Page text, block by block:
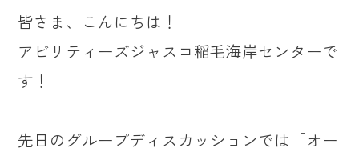
皆さま、こんにちは！
アビリティーズジャスコ稲毛海岸センターで
す！
先日のグループディスカッションでは「オー